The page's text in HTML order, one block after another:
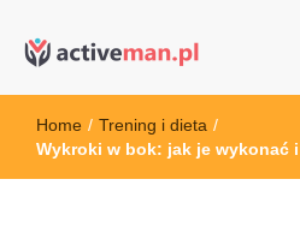
active man –
sportowym
Home / Trening i dieta /
Wykroki w bok: jak je wykonać